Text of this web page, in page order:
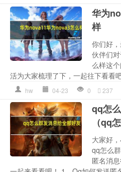
华为
样
你们好
伙伴们
么样这
活为大家梳理了下，一起往下看看
hw 04-23 0 237
qq怎
（qq
大家好
qq怎么
匿名消